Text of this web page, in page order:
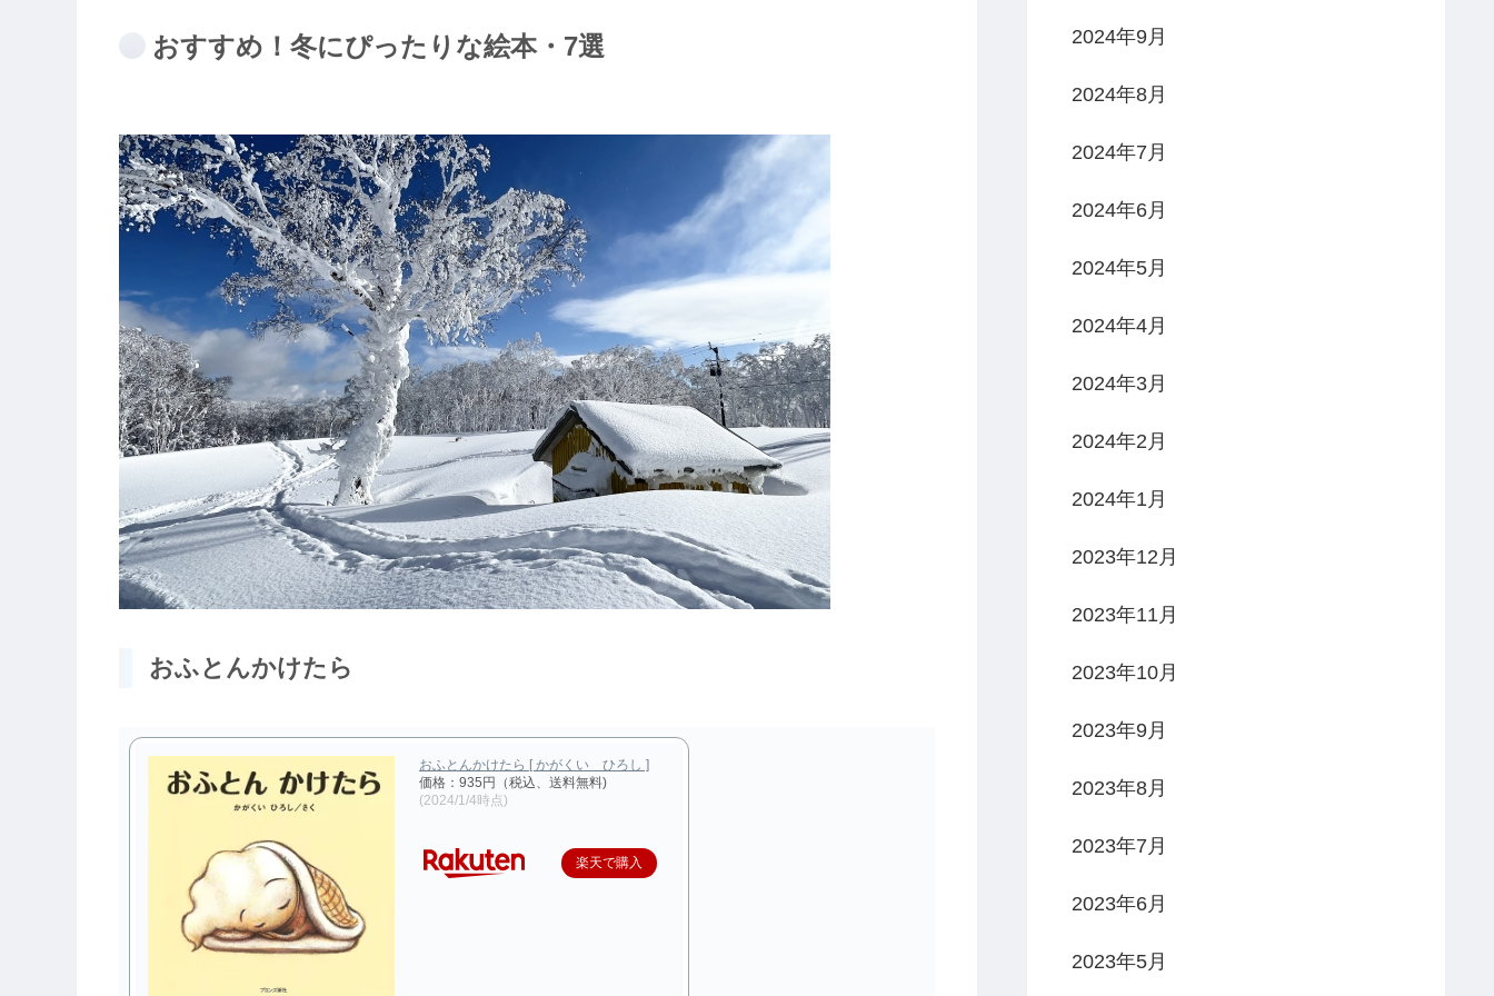
おすすめ！冬にぴったりな絵本・7選
おふとんかけたら
おふとんかけたら [ かがくい ひろし ]
価格：935円（税込、送料無料)
(2024/1/4時点)
楽天で購入
2024年9月
2024年8月
2024年7月
2024年6月
2024年5月
2024年4月
2024年3月
2024年2月
2024年1月
2023年12月
2023年11月
2023年10月
2023年9月
2023年8月
2023年7月
2023年6月
2023年5月